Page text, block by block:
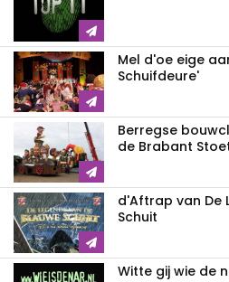
Mel d'oe eige
Schuifdeure'
Berregse
de Brabant
d'Aftrap van De
Schuit
Witte gij wie de